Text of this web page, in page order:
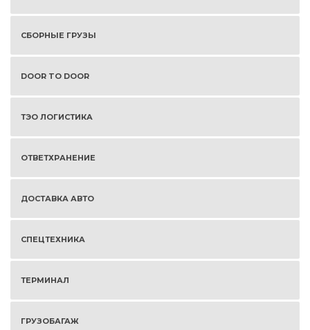
СБОРНЫЕ ГРУЗЫ
DOOR TO DOOR
ТЭО ЛОГИСТИКА
ОТВЕТХРАНЕНИЕ
ДОСТАВКА АВТО
СПЕЦТЕХНИКА
ТЕРМИНАЛ
ГРУЗОБАГАЖ